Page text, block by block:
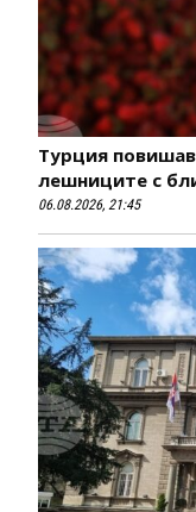
Турция
лешниците с
06.08.2026, 21:45